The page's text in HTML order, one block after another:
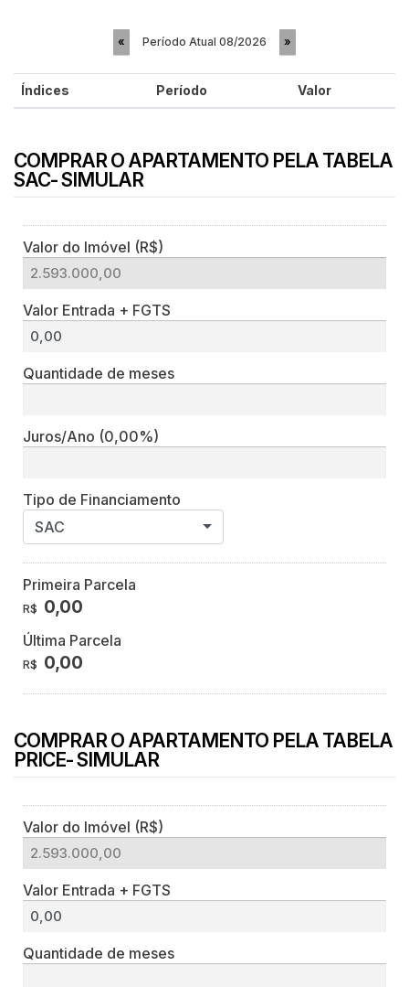
« Período Atual 08/2026 »
Índices Período Valor
COMPRAR O APARTAMENTO PELA TABELA
SAC- SIMULAR
Valor do Imóvel (R$)
Valor Entrada + FGTS
Quantidade de meses
Juros/Ano (0,00%)
Tipo de Financiamento
SAC
Primeira Parcela
R$ 0,00
Última Parcela
R$ 0,00
COMPRAR O APARTAMENTO PELA TABELA
PRICE- SIMULAR
Valor do Imóvel (R$)
Valor Entrada + FGTS
Quantidade de meses